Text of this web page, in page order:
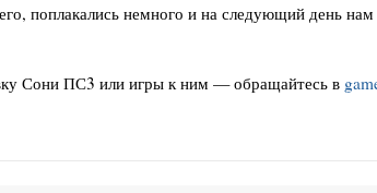
поплакались немного и на следующий день
Сони ПС3 или игры к ним — обращайтесь в